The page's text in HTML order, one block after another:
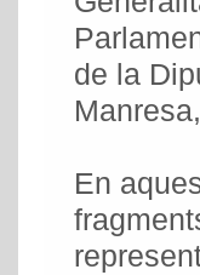
de la
En